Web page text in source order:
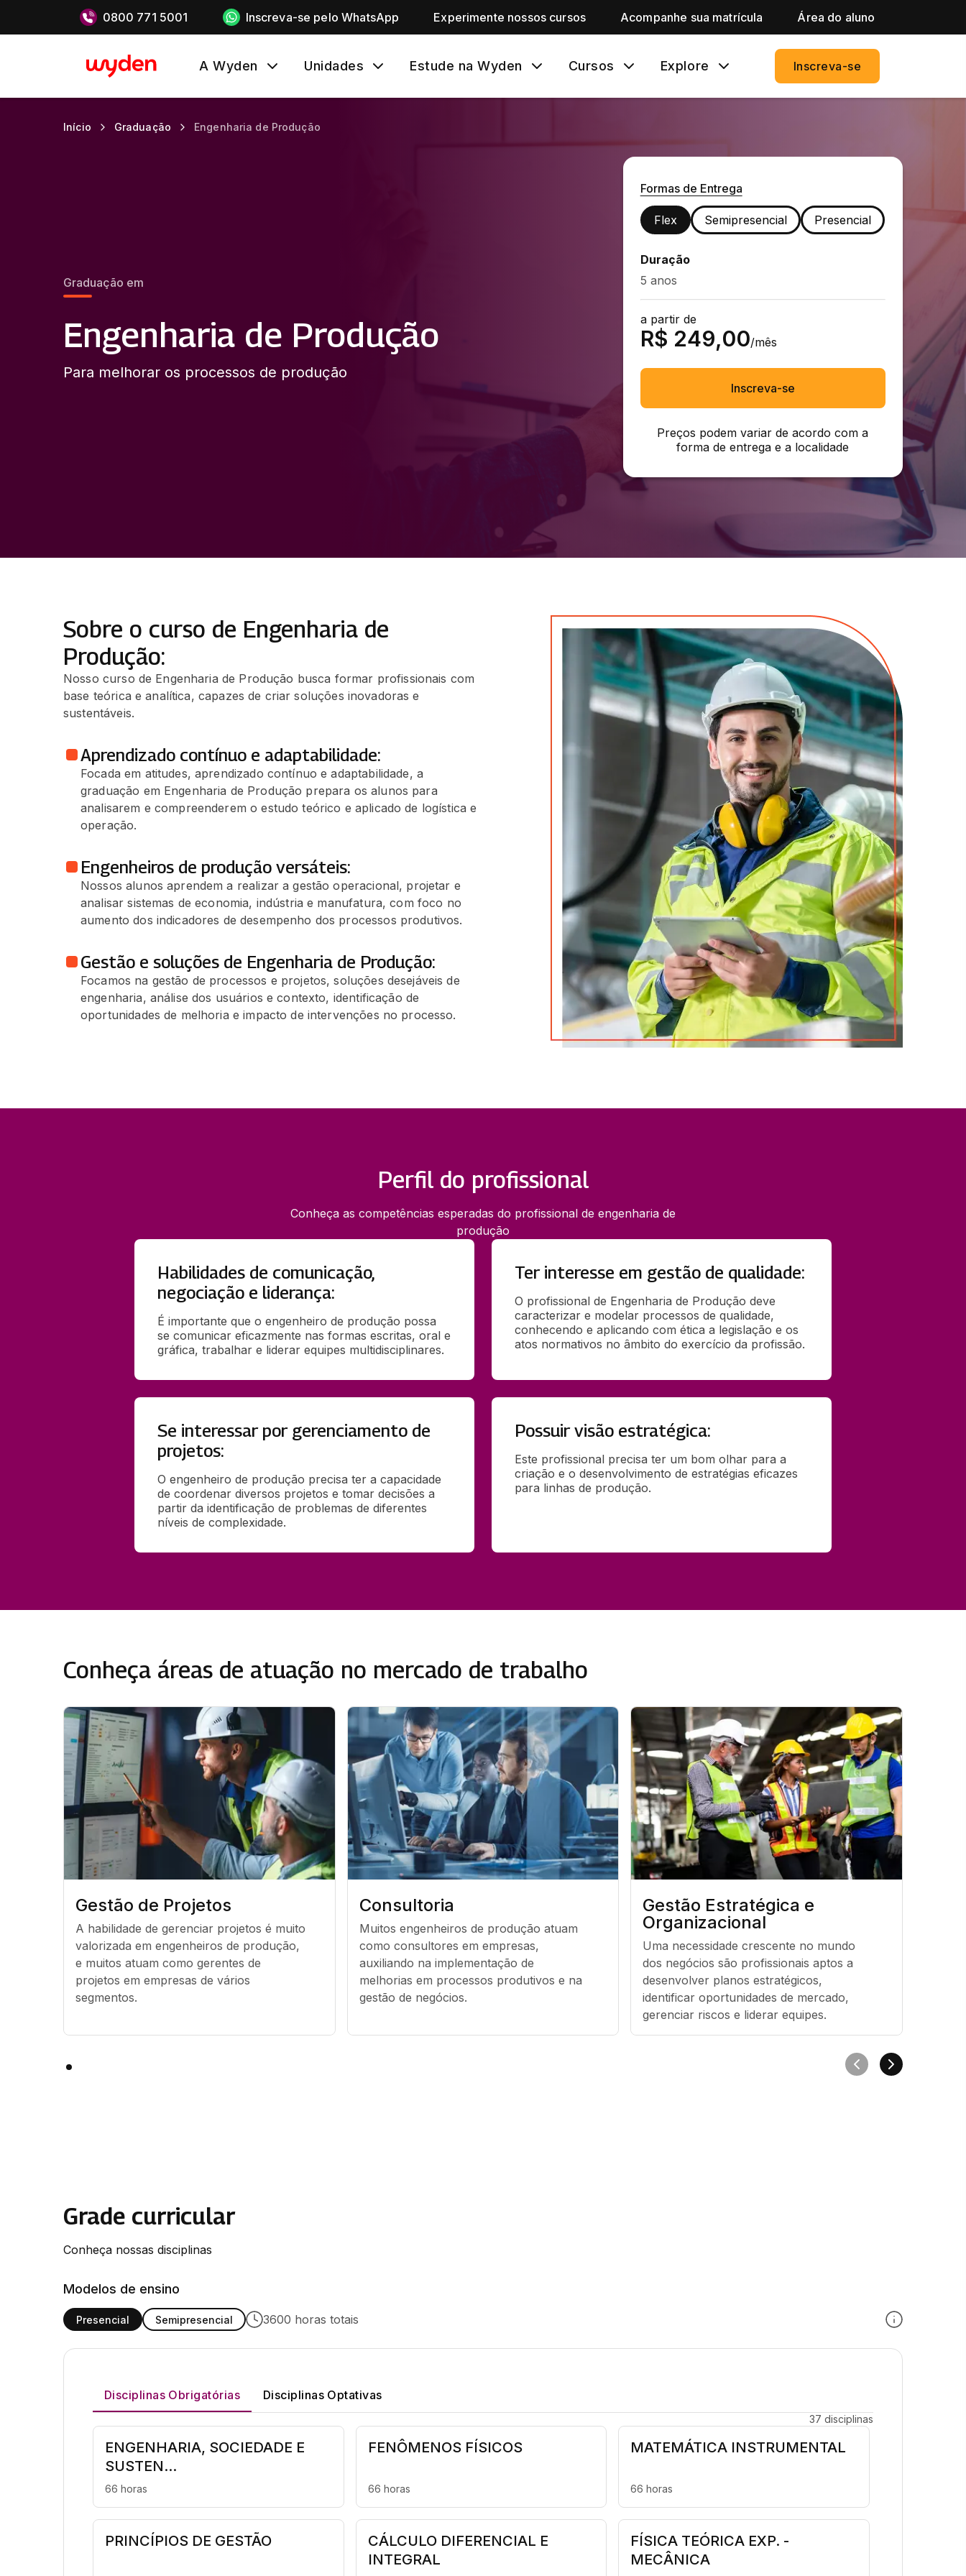
0800 771 5001 Inscreva-se pelo WhatsApp Experimente nossos cursos Acompanhe sua matrícula Área do aluno
A Wyden Unidades Estude na Wyden Cursos Explore Inscreva-se
Início Graduação Engenharia de Produção
Graduação em
Engenharia de Produção
Para melhorar os processos de produção
Formas de Entrega
Flex Semipresencial Presencial
Duração
5 anos
a partir de
R$ 249,00/mês
Inscreva-se
Preços podem variar de acordo com a
forma de entrega e a localidade
Sobre o curso de Engenharia de
Produção:
Nosso curso de Engenharia de Produção busca formar profissionais com
base teórica e analítica, capazes de criar soluções inovadoras e
sustentáveis.
Aprendizado contínuo e adaptabilidade:
Focada em atitudes, aprendizado contínuo e adaptabilidade, a
graduação em Engenharia de Produção prepara os alunos para
analisarem e compreenderem o estudo teórico e aplicado de logística e
operação.
Engenheiros de produção versáteis:
Nossos alunos aprendem a realizar a gestão operacional, projetar e
analisar sistemas de economia, indústria e manufatura, com foco no
aumento dos indicadores de desempenho dos processos produtivos.
Gestão e soluções de Engenharia de Produção:
Focamos na gestão de processos e projetos, soluções desejáveis de
engenharia, análise dos usuários e contexto, identificação de
oportunidades de melhoria e impacto de intervenções no processo.
Perfil do profissional
Conheça as competências esperadas do profissional de engenharia de
produção
Habilidades de comunicação,
negociação e liderança:
É importante que o engenheiro de produção possa
se comunicar eficazmente nas formas escritas, oral e
gráfica, trabalhar e liderar equipes multidisciplinares.
Ter interesse em gestão de qualidade:
O profissional de Engenharia de Produção deve
caracterizar e modelar processos de qualidade,
conhecendo e aplicando com ética a legislação e os
atos normativos no âmbito do exercício da profissão.
Se interessar por gerenciamento de
projetos:
O engenheiro de produção precisa ter a capacidade
de coordenar diversos projetos e tomar decisões a
partir da identificação de problemas de diferentes
níveis de complexidade.
Possuir visão estratégica:
Este profissional precisa ter um bom olhar para a
criação e o desenvolvimento de estratégias eficazes
para linhas de produção.
Conheça áreas de atuação no mercado de trabalho
Gestão de Projetos
A habilidade de gerenciar projetos é muito
valorizada em engenheiros de produção,
e muitos atuam como gerentes de
projetos em empresas de vários
segmentos.
Consultoria
Muitos engenheiros de produção atuam
como consultores em empresas,
auxiliando na implementação de
melhorias em processos produtivos e na
gestão de negócios.
Gestão Estratégica e
Organizacional
Uma necessidade crescente no mundo
dos negócios são profissionais aptos a
desenvolver planos estratégicos,
identificar oportunidades de mercado,
gerenciar riscos e liderar equipes.
Grade curricular
Conheça nossas disciplinas
Modelos de ensino
Presencial Semipresencial 3600 horas totais
Disciplinas Obrigatórias Disciplinas Optativas
37 disciplinas
ENGENHARIA, SOCIEDADE E
SUSTEN...
66 horas
FENÔMENOS FÍSICOS
66 horas
MATEMÁTICA INSTRUMENTAL
66 horas
PRINCÍPIOS DE GESTÃO
CÁLCULO DIFERENCIAL E
INTEGRAL
FÍSICA TEÓRICA EXP. -
MECÂNICA